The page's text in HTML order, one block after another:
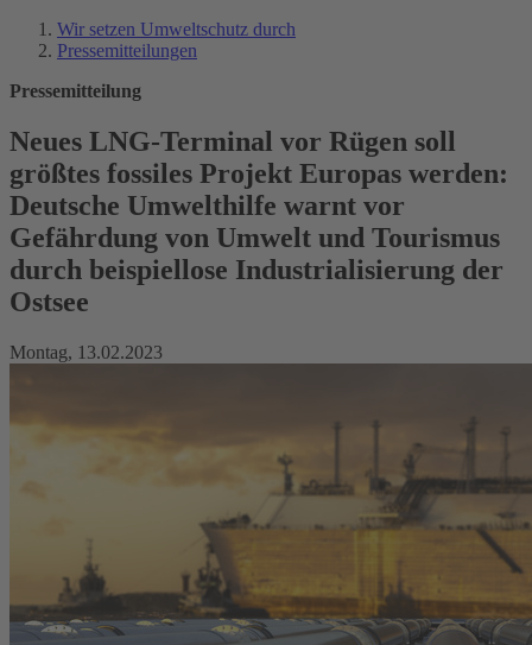
Wir setzen Umweltschutz durch
Pressemitteilungen
Pressemitteilung
Neues LNG-Terminal vor Rügen soll
größtes fossiles Projekt Europas werden:
Deutsche Umwelthilfe warnt vor
Gefährdung von Umwelt und Tourismus
durch beispiellose Industrialisierung der
Ostsee
Montag, 13.02.2023